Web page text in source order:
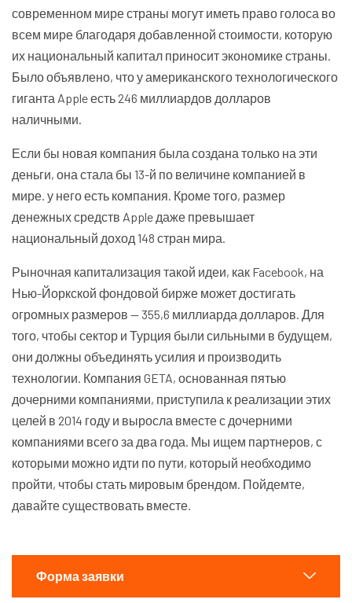
современном мире страны могут иметь право голоса во
всем мире благодаря добавленной стоимости, которую
их национальный капитал приносит экономике страны.
Было объявлено, что у американского технологического
гиганта Apple есть 246 миллиардов долларов
наличными.
Если бы новая компания была создана только на эти
деньги, она стала бы 13-й по величине компанией в
мире. у него есть компания. Кроме того, размер
денежных средств Apple даже превышает
национальный доход 148 стран мира.
Рыночная капитализация такой идеи, как Facebook, на
Нью-Йоркской фондовой бирже может достигать
огромных размеров — 355,6 миллиарда долларов. Для
того, чтобы сектор и Турция были сильными в будущем,
они должны объединять усилия и производить
технологии. Компания GETA, основанная пятью
дочерними компаниями, приступила к реализации этих
целей в 2014 году и выросла вместе с дочерними
компаниями всего за два года. Мы ищем партнеров, с
которыми можно идти по пути, который необходимо
пройти, чтобы стать мировым брендом. Пойдемте,
давайте существовать вместе.
Форма заявки